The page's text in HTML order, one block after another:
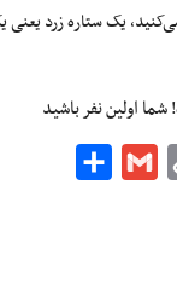
یک ستاره زرد یعنی
اولین نفر باشید
Copy
Gmail